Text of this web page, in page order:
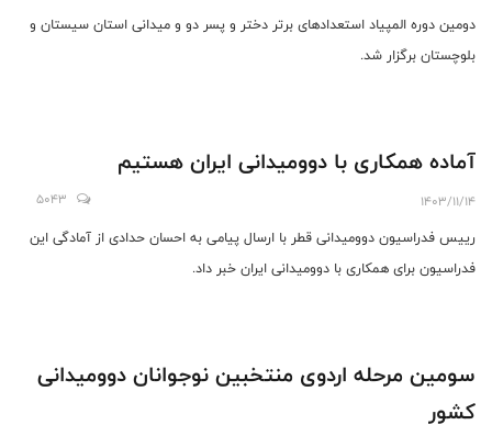
دومین دوره المپیاد استعدادهای برتر دختر و پسر دو و میدانی استان سیستان و
بلوچستان برگزار شد.
آماده همکاری با دوومیدانی ایران هستیم
1403/11/14
5043
رییس فدراسیون دوومیدانی قطر با ارسال پیامی به احسان حدادی از آمادگی این
فدراسیون برای همکاری با دوومیدانی ایران خبر داد.
سومین مرحله اردوی منتخبین نوجوانان دوومیدانی
کشور